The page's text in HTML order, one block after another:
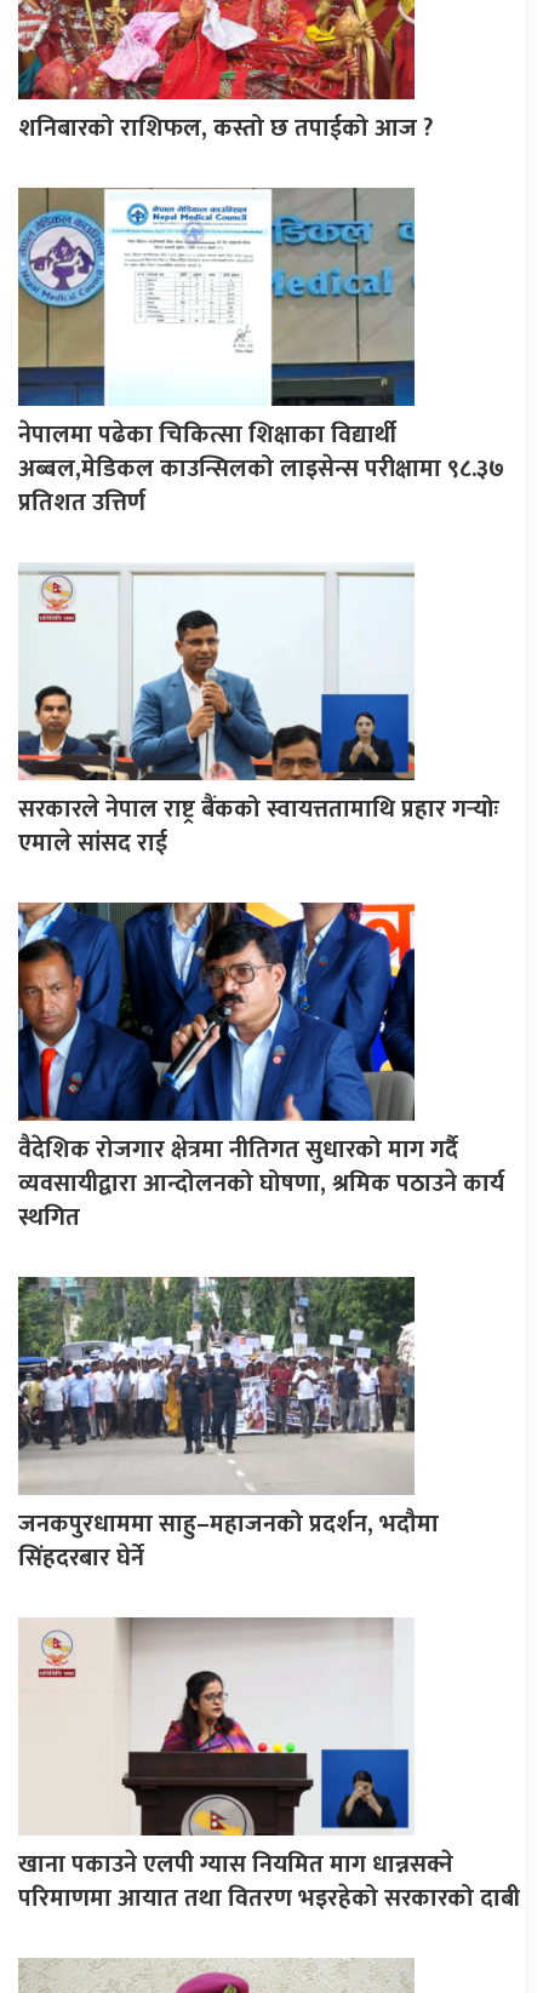
शनिबारको राशिफल, कस्तो छ तपाईको आज ?
नेपालमा पढेका चिकित्सा शिक्षाका विद्यार्थी
अब्बल,मेडिकल काउन्सिलको लाइसेन्स परीक्षामा ९८.३७
प्रतिशत उत्तिर्ण
सरकारले नेपाल राष्ट्र बैंकको स्वायत्ततामाथि प्रहार गर्‍योः
एमाले सांसद राई
वैदेशिक रोजगार क्षेत्रमा नीतिगत सुधारको माग गर्दै
व्यवसायीद्वारा आन्दोलनको घोषणा, श्रमिक पठाउने कार्य
स्थगित
जनकपुरधाममा साहु–महाजनको प्रदर्शन, भदौमा
सिंहदरबार घेर्ने
खाना पकाउने एलपी ग्यास नियमित माग धान्नसक्ने
परिमाणमा आयात तथा वितरण भइरहेको सरकारको दाबी